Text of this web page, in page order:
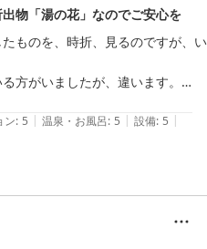
物「湯の花」なのでご安心を
ものを、時折、見るのですが、い
方がいましたが、違います。
ですが、温泉成分が空気に触れて
茶色のフワフワした沈殿物になる
ン: 5 | 温泉・お風呂: 5 | 設備: 5 |